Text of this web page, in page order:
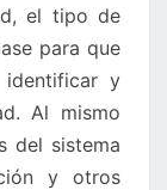
el tipo de
para que
y
Al mismo
del sistema
y otros